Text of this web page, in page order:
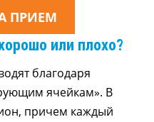
ПРИЕМ
или плохо?
благодаря
ячейкам». В
причем каждый